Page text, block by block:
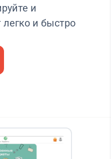
и
легко и быстро